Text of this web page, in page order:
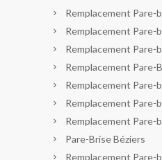
Remplacement Pare-
Remplacement Pare-
Remplacement Pare-
Remplacement Pare-
Remplacement Pare-
Remplacement Pare-
Remplacement Pare-
Pare-Brise Béziers
Remplacement Pare-